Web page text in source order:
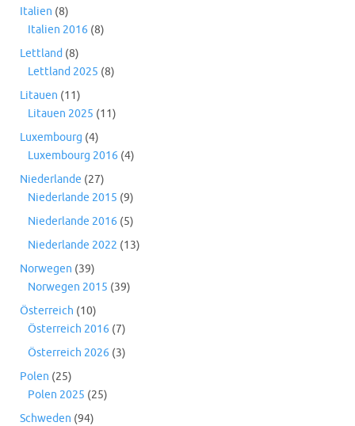
Italien (8)
Italien 2016 (8)
Lettland (8)
Lettland 2025 (8)
Litauen (11)
Litauen 2025 (11)
Luxembourg (4)
Luxembourg 2016 (4)
Niederlande (27)
Niederlande 2015 (9)
Niederlande 2016 (5)
Niederlande 2022 (13)
Norwegen (39)
Norwegen 2015 (39)
Österreich (10)
Österreich 2016 (7)
Österreich 2026 (3)
Polen (25)
Polen 2025 (25)
Schweden (94)